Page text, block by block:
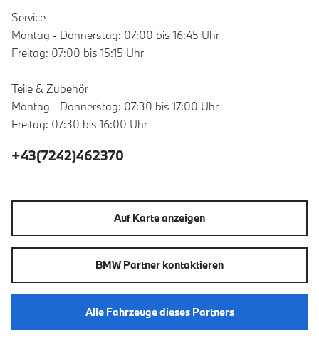
Service
Montag - Donnerstag: 07:00 bis 16:45 Uhr
Freitag: 07:00 bis 15:15 Uhr
Teile & Zubehör
Montag - Donnerstag: 07:30 bis 17:00 Uhr
Freitag: 07:30 bis 16:00 Uhr
+43(7242)462370
Auf Karte anzeigen
BMW Partner kontaktieren
Alle Fahrzeuge dieses Partners